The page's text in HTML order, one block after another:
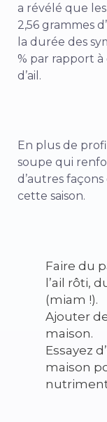
a révélé que
2,56 grammes
la durée des
% par rapport
d’ail.
En plus de
soupe qui
d’autres façons
cette saison.
Faire du
l’ail rôti,
(miam !).
Ajouter
maison.
Essayez
maison